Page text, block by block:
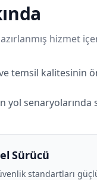
hizmet
temsil kalitesinin
senaryolarında
Sürücü
standartları